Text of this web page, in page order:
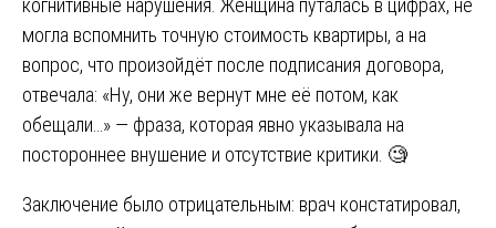
когнитивные нарушения. Женщина путалась в цифрах, не
могла вспомнить точную стоимость квартиры, а на
вопрос, что произойдёт после подписания договора,
отвечала: «Ну, они же вернут мне её потом, как
обещали…» — фраза, которая явно указывала на
постороннее внушение и отсутствие критики. 🧐
Заключение было отрицательным: врач констатировал,